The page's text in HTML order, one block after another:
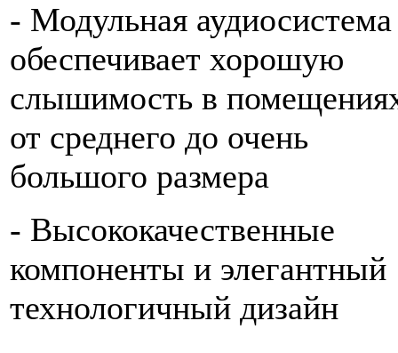
- Модульная аудиосистема
обеспечивает хорошую
слышимость в
от среднего до очень
большого размера
- Высококачественные
компоненты и элегантный
технологичный дизайн